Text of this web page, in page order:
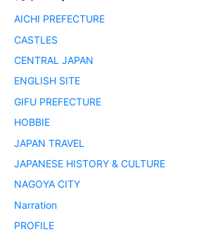
AICHI PREFECTURE
CASTLES
CENTRAL JAPAN
ENGLISH SITE
GIFU PREFECTURE
HOBBIE
JAPAN TRAVEL
JAPANESE HISTORY & CULTURE
NAGOYA CITY
Narration
PROFILE